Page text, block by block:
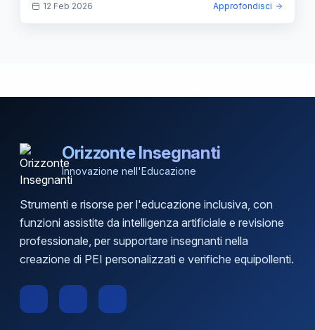
12 Feb 2026 Approfondisci
Orizzonte Insegnanti
Innovazione nell'Educazione
Strumenti e risorse per l'educazione inclusiva, con
funzioni assistite da intelligenza artificiale e revisione
professionale, per supportare insegnanti nella
creazione di PEI personalizzati e verifiche equipollenti.